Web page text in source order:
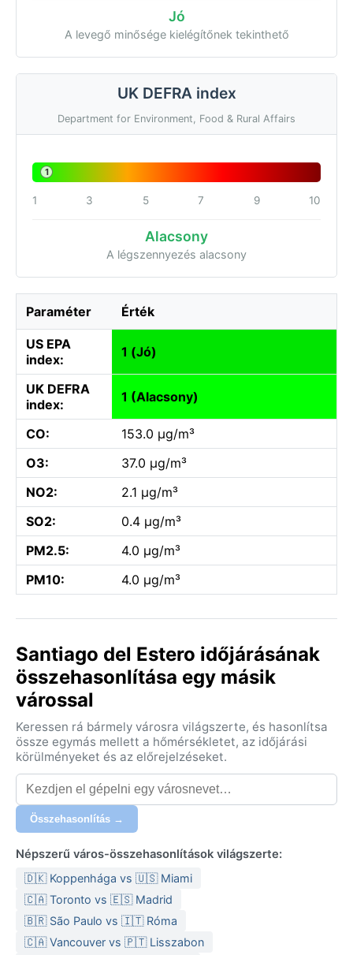
Jó
A levegő minősége kielégítőnek tekinthető
UK DEFRA index
Department for Environment, Food & Rural Affairs
1
1 3 5 7 9 10
Alacsony
A légszennyezés alacsony
Paraméter Érték
US EPA
index:
1 (Jó)
UK DEFRA
index:
1 (Alacsony)
CO:
153.0 µg/m³
O3:
37.0 µg/m³
NO2:
2.1 µg/m³
SO2:
0.4 µg/m³
PM2.5:
4.0 µg/m³
PM10:
4.0 µg/m³
Santiago del Estero időjárásának
összehasonlítása egy másik
várossal
Keressen rá bármely városra világszerte, és hasonlítsa
össze egymás mellett a hőmérsékletet, az időjárási
körülményeket és az előrejelzéseket.
Összehasonlítás →
Népszerű város-összehasonlítások világszerte:
🇩🇰 Koppenhága vs 🇺🇸 Miami
🇨🇦 Toronto vs 🇪🇸 Madrid
🇧🇷 São Paulo vs 🇮🇹 Róma
🇨🇦 Vancouver vs 🇵🇹 Lisszabon